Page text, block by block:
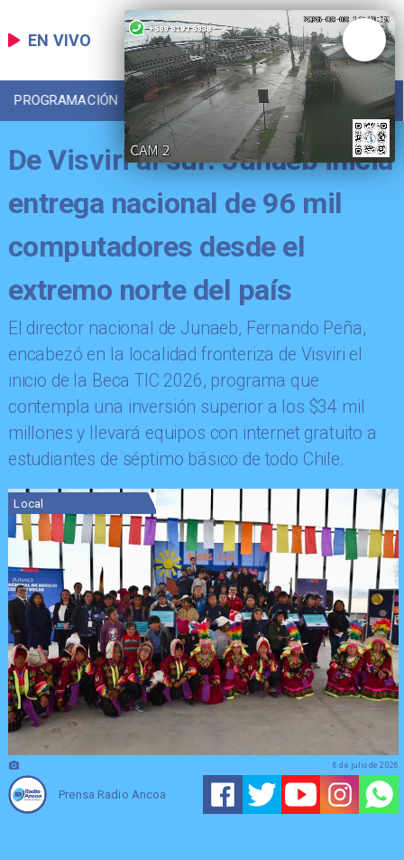
EN VIVO
PROGRAMACIÓN LOCAL DEPORTES
De Visviri al sur: Junaeb inicia
entrega nacional de 96 mil
computadores desde el
extremo norte del país
​El director nacional de Junaeb, Fernando Peña,
encabezó en la localidad fronteriza de Visviri el
inicio de la Beca TIC 2026, programa que
contempla una inversión superior a los $34 mil
millones y llevará equipos con internet gratuito a
estudiantes de séptimo básico de todo Chile.
Local
Prensa Radio Ancoa
6 de julio de 2026